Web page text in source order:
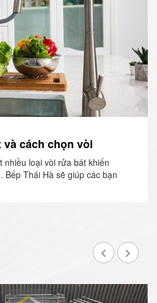
cách chọn vòi
nhiều loại vòi rửa bát khiến
Bếp Thái Hà sẽ giúp các bạn